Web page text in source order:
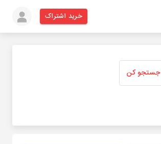
خرید اشتراک
جستجو کن